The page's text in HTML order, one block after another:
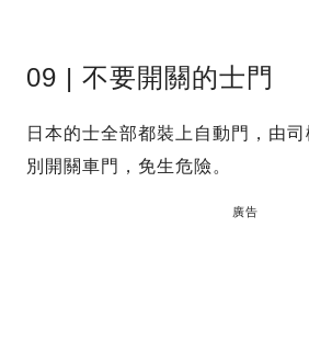
09 | 不要開關的士門
日本的士全部都裝上自動門，由
別開關車門，免生危險。
廣告